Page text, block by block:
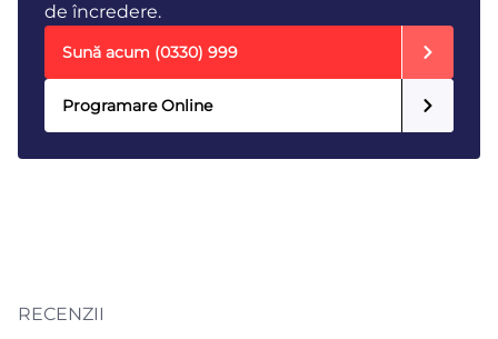
de încredere.
Sună acum (0330) 999
Programare Online
RECENZII